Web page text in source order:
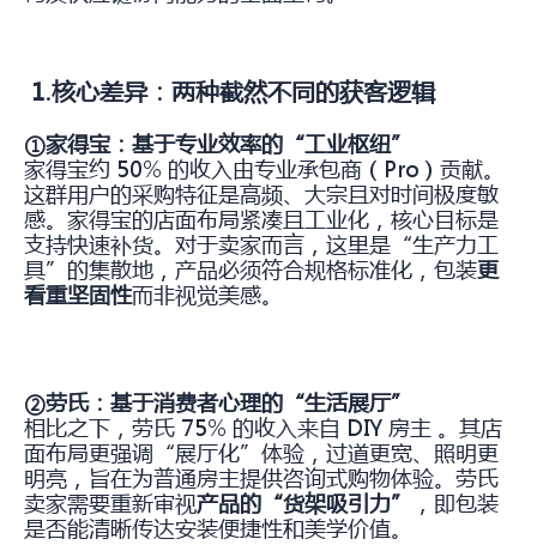
1.核心差异：两种截然不同的获客逻辑
①家得宝：基于专业效率的“工业枢纽”
家得宝约 50% 的收入由专业承包商（Pro）贡献。
这群用户的采购特征是高频、大宗且对时间极度敏
感。家得宝的店面布局紧凑且工业化，核心目标是
支持快速补货。对于卖家而言，这里是“生产力工
具”的集散地，产品必须符合规格标准化，包装更
看重坚固性而非视觉美感。
②劳氏：基于消费者心理的“生活展厅”
相比之下，劳氏 75% 的收入来自 DIY 房主 。其店
面布局更强调“展厅化”体验，过道更宽、照明更
明亮，旨在为普通房主提供咨询式购物体验。劳氏
卖家需要重新审视产品的“货架吸引力”
，即包装
是否能清晰传达安装便捷性和美学价值。